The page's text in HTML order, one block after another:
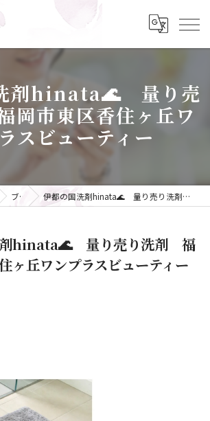
剤hinata🌊 量り売
岡市東区香住ヶ丘ワ
スビューティー
ブログ 伊都の国洗剤hinata🌊 量り売り洗剤 福岡市東区香住ヶ丘ワンプラスビューティー
剤hinata🌊 量り売り洗剤 福
ヶ丘ワンプラスビューティー